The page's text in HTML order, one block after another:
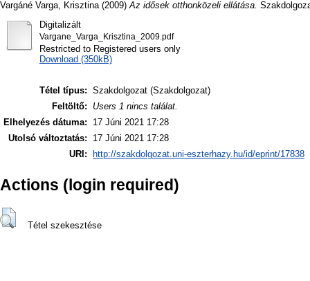
Vargáné Varga, Krisztina (2009) Az idősek otthonközeli ellátása.
Digitalizált
Vargane_Varga_Krisztina_2009.pdf
Restricted to Registered users only
Download (350kB)
Tétel típus: Szakdolgozat (Szakdolgozat)
Feltöltő:
Users 1 nincs találat.
Elhelyezés dátuma:
17 Júni 2021 17:28
Utolsó változtatás:
17 Júni 2021 17:28
URI:
http://szakdolgozat.uni-eszterhazy.hu/id/eprint/17838
Actions (login required)
Tétel szekesztése